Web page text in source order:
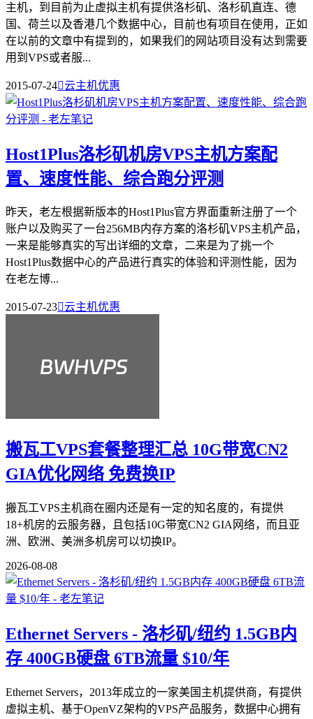
主机，到目前为止虚拟主机有提供洛杉矶、洛杉矶直连、德
国、荷兰以及香港几个数据中心，目前也有项目在使用，正如
在以前的文章中有提到的，如果我们的网站项目没有达到需要
用到VPS或者服...
2015-07-24云主机优惠
Host1Plus洛杉矶机房VPS主机方案配
置、速度性能、综合跑分评测
昨天，老左根据新版本的Host1Plus官方界面重新注册了一个
账户以及购买了一台256MB内存方案的洛杉矶VPS主机产品，
一来是能够真实的写出详细的文章，二来是为了挑一个
Host1Plus数据中心的产品进行真实的体验和评测性能，因为
在老左博...
2015-07-23云主机优惠
搬瓦工VPS套餐整理汇总 10G带宽CN2
GIA优化网络 免费换IP
搬瓦工VPS主机商在圈内还是有一定的知名度的，有提供
18+机房的云服务器，且包括10G带宽CN2 GIA网络，而且亚
洲、欧洲、美洲多机房可以切换IP。
2026-08-08
Ethernet Servers - 洛杉矶/纽约 1.5GB内
存 400GB硬盘 6TB流量 $10/年
Ethernet Servers，2013年成立的一家美国主机提供商，有提供
虚拟主机、基于OpenVZ架构的VPS产品服务，数据中心拥有